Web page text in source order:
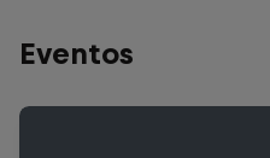
Eventos